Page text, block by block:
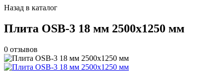
Назад в каталог
Плита OSB-3 18 мм 2500х1250 мм
0 отзывов